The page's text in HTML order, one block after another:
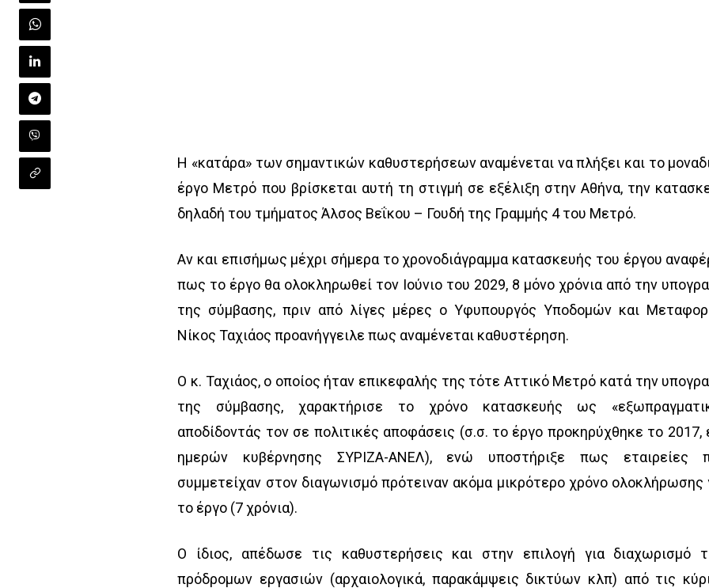
Η «κατάρα» των σημαντικών καθυστερήσεων αναμένεται να πλήξει και το
έργο Μετρό που βρίσκεται αυτή τη στιγμή σε εξέλιξη στην Αθήνα, την
δηλαδή του τμήματος Άλσος Βεΐκου – Γουδή της Γραμμής 4 του Μετρό.
Αν και επισήμως μέχρι σήμερα το χρονοδιάγραμμα κατασκευής του έργου
πως το έργο θα ολοκληρωθεί τον Ιούνιο του 2029, 8 μόνο χρόνια από την
της σύμβασης, πριν από λίγες μέρες ο Υφυπουργός Υποδομών και
Νίκος Ταχιάος προανήγγειλε πως αναμένεται καθυστέρηση.
Ο κ. Ταχιάος, ο οποίος ήταν επικεφαλής της τότε Αττικό Μετρό κατά την
της σύμβασης, χαρακτήρισε το χρόνο κατασκευής ως
αποδίδοντάς τον σε πολιτικές αποφάσεις (σ.σ. το έργο προκηρύχθηκε το 2017,
ημερών κυβέρνησης ΣΥΡΙΖΑ-ΑΝΕΛ), ενώ υποστήριξε πως εταιρείες
συμμετείχαν στον διαγωνισμό πρότειναν ακόμα μικρότερο χρόνο ολοκλήρωσης
το έργο (7 χρόνια).
Ο ίδιος, απέδωσε τις καθυστερήσεις και στην επιλογή για διαχωρισμό
πρόδρομων εργασιών (αρχαιολογικά, παρακάμψεις δικτύων κλπ) από τις